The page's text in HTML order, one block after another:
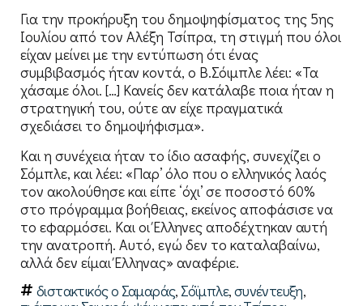
Για την προκήρυξη του δημοψηφίσματος της 5ης
Ιουλίου από τον Αλέξη Τσίπρα, τη στιγμή που όλοι
είχαν μείνει με την εντύπωση ότι ένας
συμβιβασμός ήταν κοντά, ο Β.Σόιμπλε λέει: «Τα
χάσαμε όλοι. […] Κανείς δεν κατάλαβε ποια ήταν η
στρατηγική του, ούτε αν είχε πραγματικά
σχεδιάσει το δημοψήφισμα».
Και η συνέχεια ήταν το ίδιο ασαφής, συνεχίζει ο
Σόμπλε, και λέει: «Παρ’ όλο που ο ελληνικός λαός
τον ακολούθησε και είπε ‘όχι’ σε ποσοστό 60%
στο πρόγραμμα βοήθειας, εκείνος αποφάσισε να
το εφαρμόσει. Και οι Έλληνες αποδέχτηκαν αυτή
την ανατροπή. Αυτό, εγώ δεν το καταλαβαίνω,
αλλά δεν είμαι Έλληνας» αναφέριε.
διστακτικός ο Σαμαράς, Σόϊμπλε,συνέντευξη,